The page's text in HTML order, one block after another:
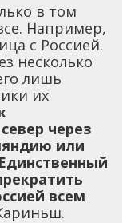
в том
Например,
с Россией.
несколько
лишь
их
через
или
всем